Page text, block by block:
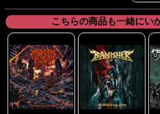
こちらの商品も一緒にい